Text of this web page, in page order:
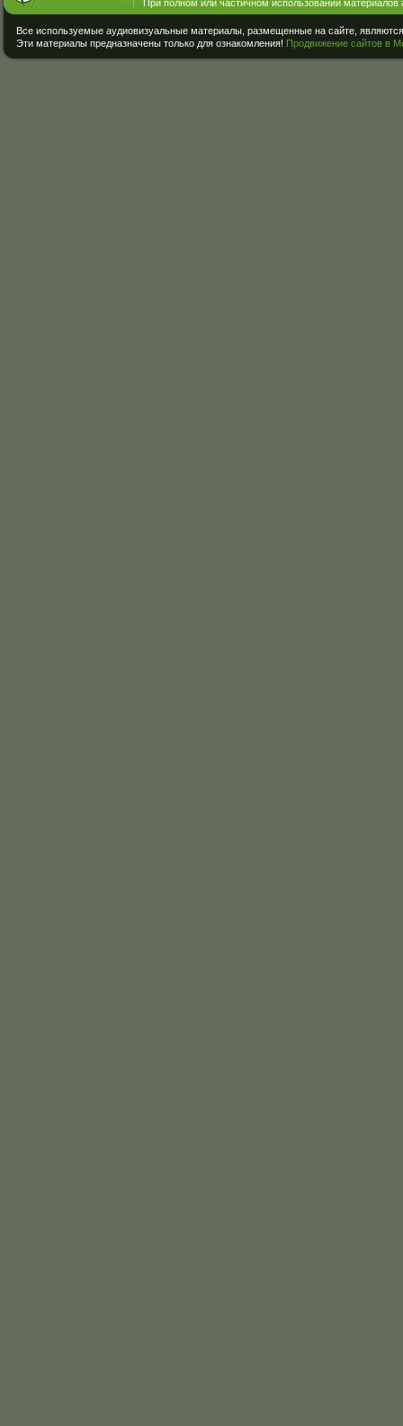
При полном или частичном использовании материалов
Все используемые аудиовизуальные материалы, размещенные на сайте,
Эти материалы предназначены только для ознакомления! Продвижение сайтов в